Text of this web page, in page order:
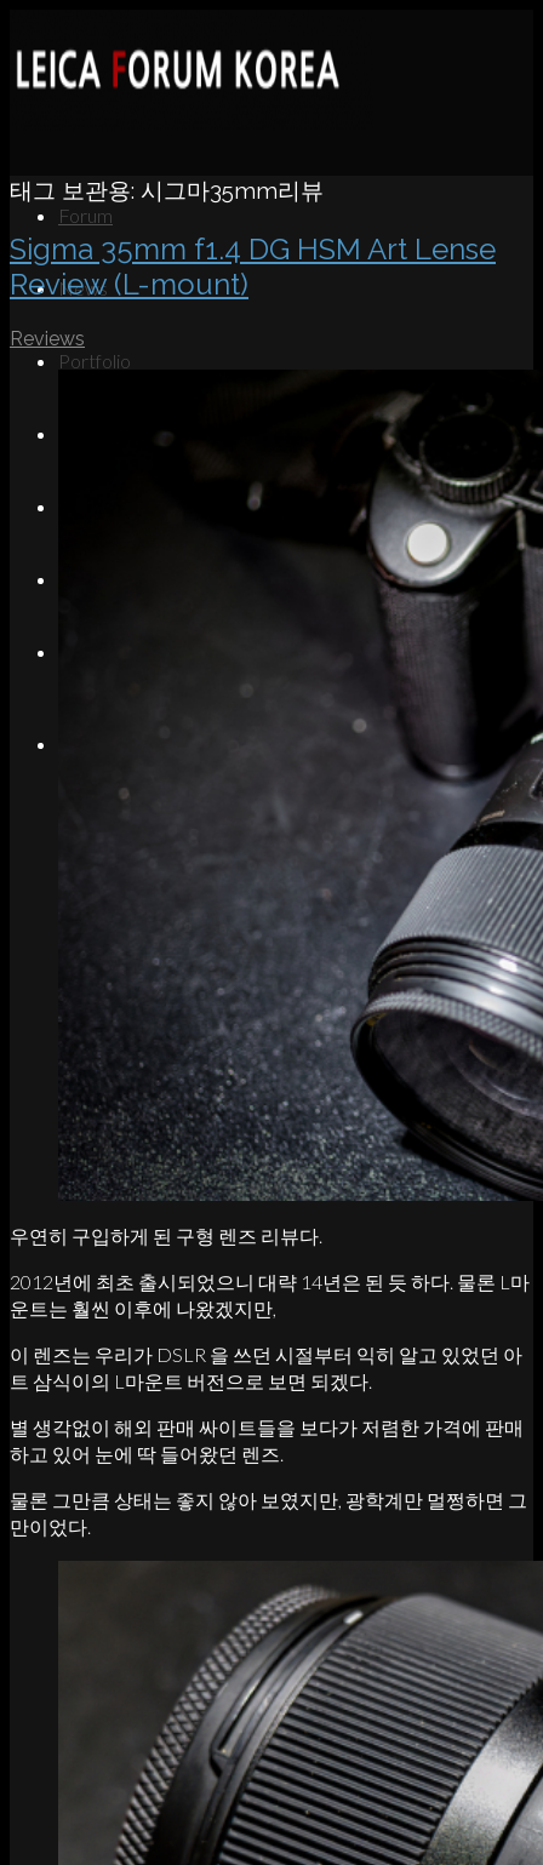
Forum
News
Portfolio
태그 보관용: 시그마35mm리뷰
Sigma 35mm f1.4 DG HSM Art Lense
Review (L-mount)
Reviews
우연히 구입하게 된 구형 렌즈 리뷰다.
2012년에 최초 출시되었으니 대략 14년은 된 듯 하다. 물론 L마
운트는 훨씬 이후에 나왔겠지만,
이 렌즈는 우리가 DSLR 을 쓰던 시절부터 익히 알고 있었던 아
트 삼식이의 L마운트 버전으로 보면 되겠다.
별 생각없이 해외 판매 싸이트들을 보다가 저렴한 가격에 판매
하고 있어 눈에 딱 들어왔던 렌즈.
물론 그만큼 상태는 좋지 않아 보였지만, 광학계만 멀쩡하면 그
만이었다.